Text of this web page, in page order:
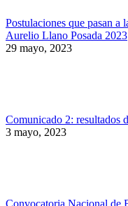
Postulaciones que pasan a
Aurelio Llano Posada 2023
29 mayo, 2023
Comunicado 2: resultados
3 mayo, 2023